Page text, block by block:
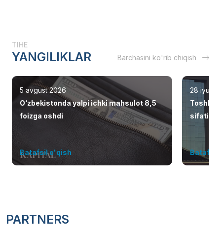
TIHE
YANGILIKLAR Barchasini ko'rib chiqish
5 avgust 2026
O‘zbekistonda yalpi ichki mahsulot 8,5
foizga oshdi
Batafsil o'qish
28 iyul
Batafsil
PARTNERS